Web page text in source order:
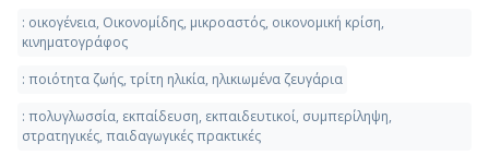
: οικογένεια, Οικονομίδης, μικροαστός, οικονομική κρίση,
κινηματογράφος
: ποιότητα ζωής, τρίτη ηλικία, ηλικιωμένα ζευγάρια
: πολυγλωσσία, εκπαίδευση, εκπαιδευτικοί, συμπερίληψη,
στρατηγικές, παιδαγωγικές πρακτικές